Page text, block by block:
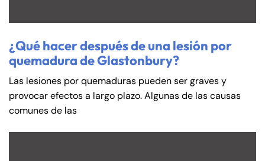
¿Qué hacer después de una lesión por
quemadura de Glastonbury?
Las lesiones por quemaduras pueden ser graves y
provocar efectos a largo plazo. Algunas de las causas
comunes de las
Farmington - Hours
Answering Service
24/7
8:30 AM – 5:00
Enfield - Hours
Answering Service
24/7
8:30 AM – 5:00